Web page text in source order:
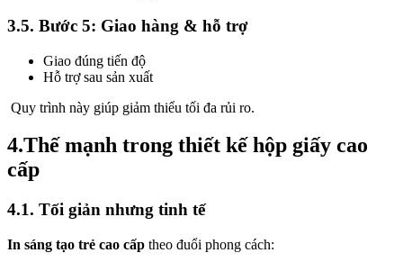
3.5. Bước 5: Giao hàng & hỗ trợ
Giao đúng tiến độ
Hỗ trợ sau sản xuất
Quy trình này giúp giảm thiểu tối đa rủi ro.
4.Thế mạnh trong thiết kế hộp giấy cao
cấp
4.1. Tối giản nhưng tinh tế
In sáng tạo trẻ cao cấp theo đuổi phong cách: